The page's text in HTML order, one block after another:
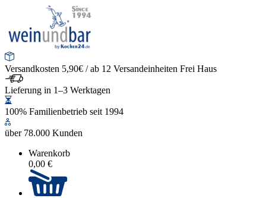
Versandkosten 5,90€ / ab 12 Versandeinheiten Frei Haus
Lieferung in 1–3 Werktagen
100% Familienbetrieb seit 1994
über 78.000 Kunden
Warenkorb
0,00 €